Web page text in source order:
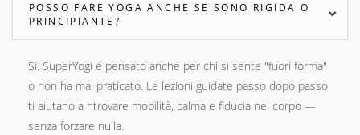
POSSO FARE YOGA ANCHE SE SONO RIGIDA O
PRINCIPIANTE?
Sì. SuperYogi è pensato anche per chi si sente "fuori forma"
o non ha mai praticato. Le lezioni guidate passo dopo passo
ti aiutano a ritrovare mobilità, calma e fiducia nel corpo —
senza forzare nulla.